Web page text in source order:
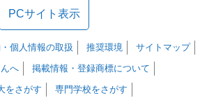
PCサイト表示
個人情報の取扱 推奨環境
サイトマップ
へ
掲載情報・登録商標について
をさがす
専門学校をさがす